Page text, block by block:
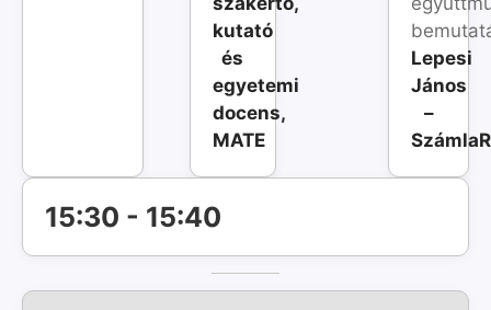
kutató
és
egyetemi
docens,
MATE
Lepesi
János
–
15:30 - 15:40